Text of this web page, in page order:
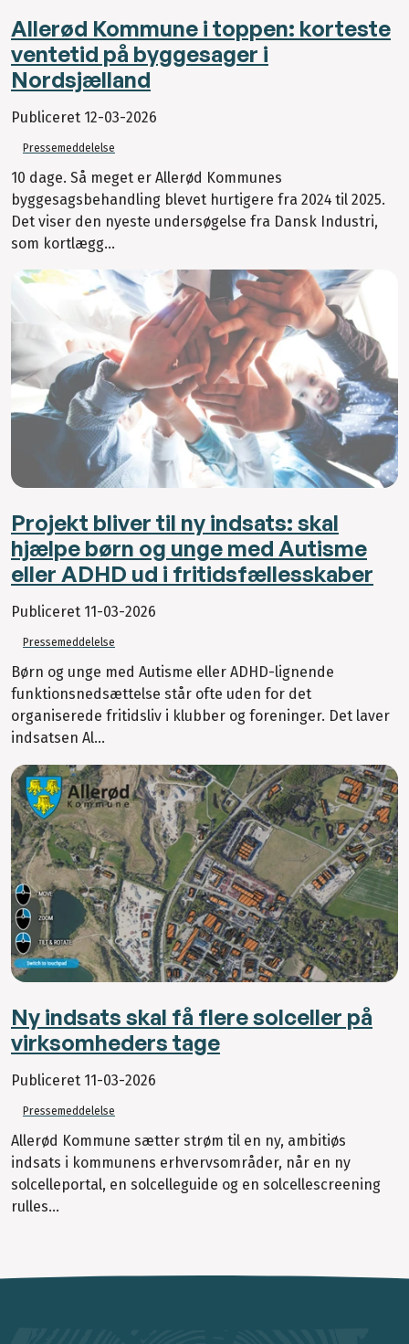
Allerød Kommune i toppen: korteste
ventetid på byggesager i
Nordsjælland
Publiceret 12-03-2026
Pressemeddelelse
10 dage. Så meget er Allerød Kommunes
byggesagsbehandling blevet hurtigere fra 2024 til 2025.
Det viser den nyeste undersøgelse fra Dansk Industri,
som kortlægg...
Projekt bliver til ny indsats: skal
hjælpe børn og unge med Autisme
eller ADHD ud i fritidsfællesskaber
Publiceret 11-03-2026
Pressemeddelelse
Børn og unge med Autisme eller ADHD-lignende
funktionsnedsættelse står ofte uden for det
organiserede fritidsliv i klubber og foreninger. Det laver
indsatsen Al...
Ny indsats skal få flere solceller på
virksomheders tage
Publiceret 11-03-2026
Pressemeddelelse
Allerød Kommune sætter strøm til en ny, ambitiøs
indsats i kommunens erhvervsområder, når en ny
solcelleportal, en solcelleguide og en solcellescreening
rulles...